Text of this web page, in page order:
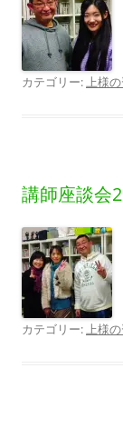
カテゴリー:上様
講師座談会
カテゴリー:上様